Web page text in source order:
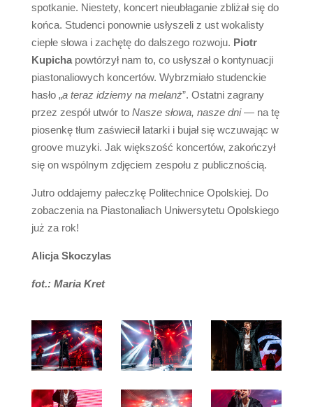
spotkanie. Niestety, koncert nieubłaganie zbliżał się do
końca. Studenci ponownie usłyszeli z ust wokalisty
ciepłe słowa i zachętę do dalszego rozwoju. Piotr
Kupichapowtórzył nam to, co usłyszał o kontynuacji
piastonaliowych koncertów. Wybrzmiało studenckie
hasło „a teraz idziemy na melanż”. Ostatni zagrany
przez zespół utwór to Nasze słowa, nasze dni— na tę
piosenkę tłum zaświecił latarki i bujał się wczuwając w
groove muzyki. Jak większość koncertów, zakończył
się on wspólnym zdjęciem zespołu z publicznością.
Jutro oddajemy pałeczkę Politechnice Opolskiej. Do
zobaczenia na Piastonaliach Uniwersytetu Opolskiego
już za rok!
Alicja Skoczylas
fot.: Maria Kret